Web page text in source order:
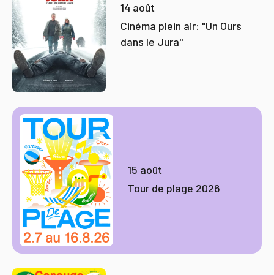
14 août
Cinéma plein air: "Un Ours
dans le Jura"
15 août
Tour de plage 2026